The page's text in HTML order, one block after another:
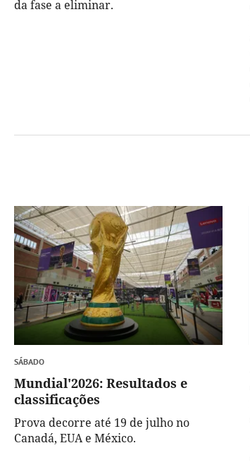
da fase a eliminar.
SÁBADO
Mundial'2026: Resultados e
classificações
Prova decorre até 19 de julho no
Canadá, EUA e México.